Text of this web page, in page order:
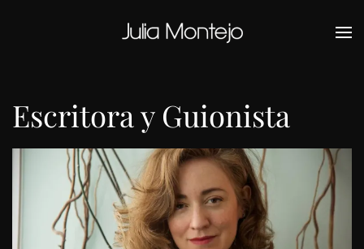
Ir al contenido principal
Escritora y Guionista